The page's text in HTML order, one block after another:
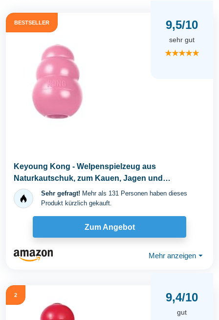
BESTSELLER 9,5/10
sehr gut
★★★★★
Keyoung Kong - Welpenspielzeug aus
Naturkautschuk, zum Kauen, Jagen und
Apportieren - für kleine...
Sehr gefragt! Mehr als 131 Personen haben dieses
Produkt kürzlich gekauft.
Zum Angebot
Mehr anzeigen ⏷
2 9,4/10
gut